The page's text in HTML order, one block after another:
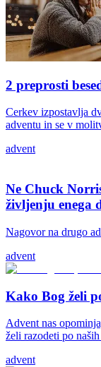
2 preprosti
Cerkev izpostavlja
adventu in se v
advent
Ne Chuck
življenju enega
Nagovor na drugo
advent
Kako Bog želi
Advent nas
želi razodeti po
advent